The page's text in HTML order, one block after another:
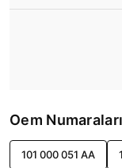
Oem Numaraları
101 000 051 AA